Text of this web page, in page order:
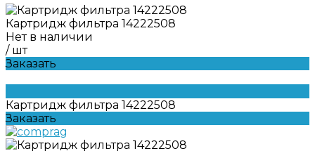
Картридж фильтра 14222508
Нет в наличии
/ шт
Заказать
Картридж фильтра 14222508
Заказать